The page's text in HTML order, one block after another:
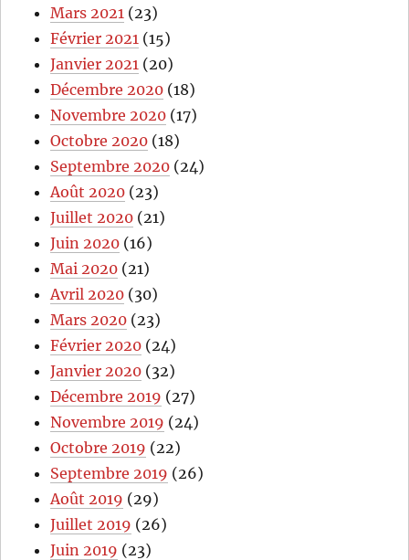
Mars 2021 (23)
Février 2021 (15)
Janvier 2021 (20)
Décembre 2020 (18)
Novembre 2020 (17)
Octobre 2020 (18)
Septembre 2020 (24)
Août 2020 (23)
Juillet 2020 (21)
Juin 2020 (16)
Mai 2020 (21)
Avril 2020 (30)
Mars 2020 (23)
Février 2020 (24)
Janvier 2020 (32)
Décembre 2019 (27)
Novembre 2019 (24)
Octobre 2019 (22)
Septembre 2019 (26)
Août 2019 (29)
Juillet 2019 (26)
Juin 2019 (23)